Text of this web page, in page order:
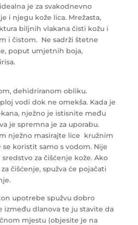
je za svakodnevno
i njegu kože lica. Mrežasta,
biljnih vlakana čisti kožu i
i čistom. Ne sadrži štetne
poput umjetnih boja,
dehidriranom obliku.
vodi dok ne omekša. Kada je
nježno je istisnite među
je spremna je za uporabu.
nježno masirajte lice kružnim
se koristit samo s vodom. Nije
za čišćenje kože. Ako
čišćenje, spužva će pojačati
upotrebe spužvu dobro
između dlanova te ju stavite da
mjestu (objesite je na